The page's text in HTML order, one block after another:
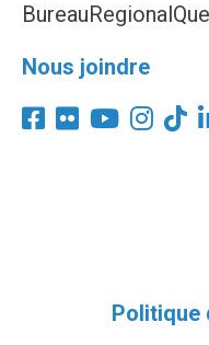
Nous joindre
Politique